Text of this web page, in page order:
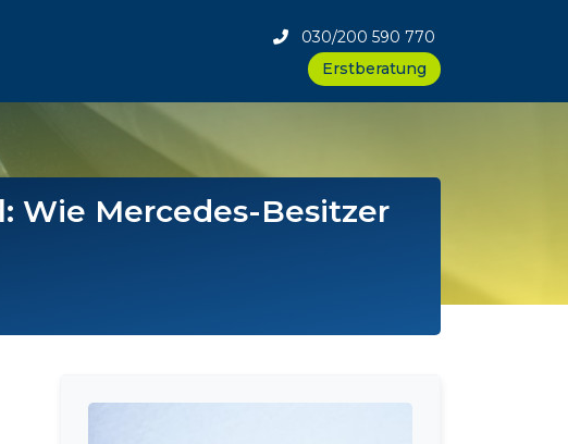
030/200 590 770
Erstberatung
Wie Mercedes-Besitzer